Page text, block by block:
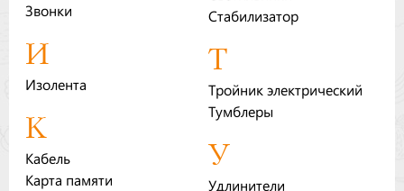
Звонки
И
Изолента
К
Кабель
Карта памяти
Стабилизатор
Т
Тройник электрический
Тумблеры
У
Удлинители